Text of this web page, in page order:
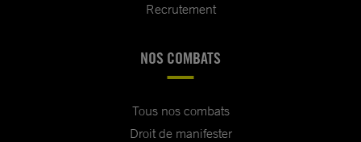
Recrutement
NOS COMBATS
Tous nos combats
Droit de manifester